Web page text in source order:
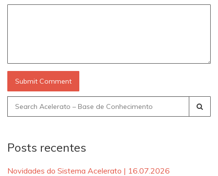
Search
for:
Posts recentes
Novidades do Sistema Acelerato | 16.07.2026